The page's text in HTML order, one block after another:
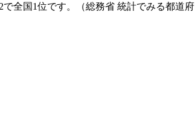
全国1位です。（総務省 統計でみる都道府